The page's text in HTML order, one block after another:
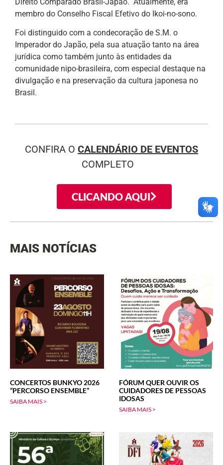
membro do Conselho Fiscal Efetivo do Ikoi-no-sono.
Foi distinguido com a condecoração de S.M. o
Imperador do Japão, pela sua atuação tanto na área
jurídica como também junto às entidades da
comunidade nipo-brasileira, com especial destaque na
divulgação e na preservação da cultura japonesa no
Brasil.
CONFIRA O CALENDÁRIO DE EVENTOS
COMPLETO
CLICANDO AQUI
MAIS NOTÍCIAS
CONCERTOS BUNKYO 2026
“PERCORSO ENSEMBLE”
SAIBA MAIS >
FÓRUM QUER OUVIR OS
CUIDADORES DE PESSOAS
IDOSAS
SAIBA MAIS >